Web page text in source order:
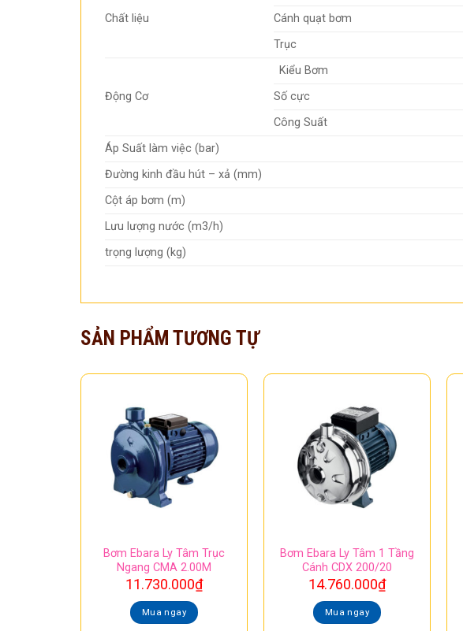
Chất liệu
Cánh quạt bơm
Trục
Động Cơ
Kiểu Bơm
Số cực
Công Suất
Áp Suất làm việc (bar)
Đường kinh đầu hút – xả (mm)
Cột áp bơm (m)
Lưu lượng nước (m3/h)
trọng lượng (kg)
SẢN PHẨM TƯƠNG TỰ
Bơm Ebara Ly Tâm Trục
Ngang CMA 2.00M
11.730.000₫
Mua ngay
Bơm Ebara Ly Tâm 1 Tầng
Cánh CDX 200/20
14.760.000₫
Mua ngay